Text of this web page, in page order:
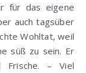
für das eigene
auch tagsüber
Wohltat, weil
süß zu sein. Er
Frische. – Viel